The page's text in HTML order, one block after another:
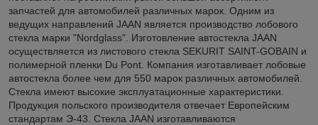
запчастей для автомобилей различных марок. Одним из
ведущих направлений JAAN является производство лобового
стекла марки "Nordglass". Изготовление автостекла JAAN
осуществляется из листового стекла SEKURIT SAINT-GOBAIN и
полимерной пленки Du Pont. Компания изготавливает лобовые
автостекла более чем для 550 марок различных автомобилей.
Стекла имеют высокие эксплуатационные характеристики.
Продукция польского производителя отвечает Европейским
стандартам Э-43. Стекла JAAN изготавливаются